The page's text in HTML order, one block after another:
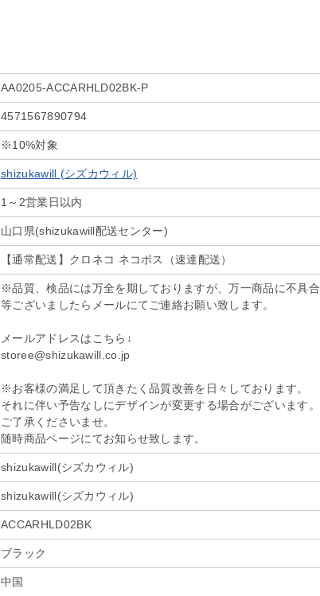
AA0205-ACCARHLD02BK-P
4571567890794
※10%対象
shizukawill (シズカウィル)
1～2営業日以内
山口県(shizukawill配送センター)
【通常配送】クロネコ ネコポス（速達配送）
※品質、検品には万全を期しておりますが、万一商品に不具合
等ございましたらメールにてご連絡お願い致します。
メールアドレスはこちら↓
storee@shizukawill.co.jp
※お客様の満足して頂きたく品質改善を日々しております。
それに伴い予告なしにデザインが変更する場合がございます。
ご了承くださいませ。
随時商品ページにてお知らせ致します。
shizukawill(シズカウィル)
shizukawill(シズカウィル)
ACCARHLD02BK
ブラック
中国